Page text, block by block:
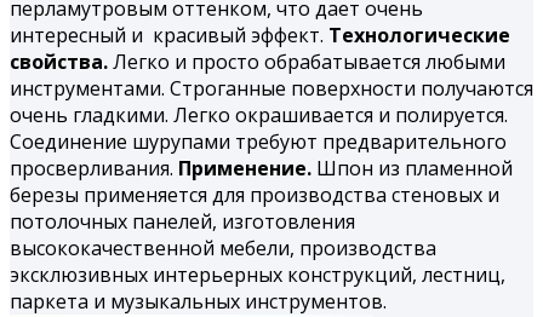
перламутровым оттенком, что дает очень
интересный и красивый эффект. Технологические
свойства.Легко и просто обрабатывается любыми
инструментами. Строганные поверхности получаются
очень гладкими. Легко окрашивается и полируется.
Соединение шурупами требуют предварительного
просверливания. Применение. Шпон из пламенной
березы применяется для производства стеновых и
потолочных панелей, изготовления
высококачественной мебели, производства
эксклюзивных интерьерных конструкций, лестниц,
паркета и музыкальных инструментов.